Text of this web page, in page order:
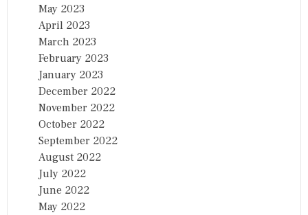
May 2023
April 2023
March 2023
February 2023
January 2023
December 2022
November 2022
October 2022
September 2022
August 2022
July 2022
June 2022
May 2022